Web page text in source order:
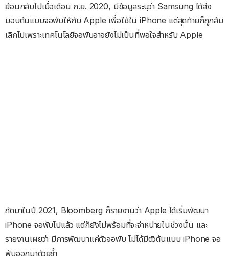
ย้อนกลับไปเมื่อเดือน ก.ย. 2020, มีข้อมูลระบุว่า Samsung ได้ส่ง
มอบต้นแบบจอพับให้กับ Apple เพื่อใช้ใน iPhone แต่สุดท้ายก็ถูกล้ม
เลิกไปเพราะเทคโนโลยีจอพับอาจยังไม่เป็นที่พอใจสำหรับ Apple
ถัดมาในปี 2021, Bloomberg ก็รายงานว่า Apple ได้เริ่มพัฒนา
iPhone จอพับไปแล้ว แต่ก็ยังไม่พร้อมที่จะจำหน่ายในช่วงนั้น และ
รายงานเผยว่า มีการพัฒนาแค่ตัวจอพับ ไม่ได้มีตัวต้นแบบ iPhone จอ
พับออกมาด้วยซ้ำ